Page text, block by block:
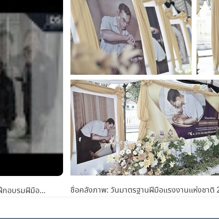
ชื่อวีดิทัศน์: การประกวดรางวัลต้นกล้านวัตกรรมการฝึกอบรมฝีมือแรงงาน ชื่อคลังภาพ: วันมาตรฐานฝีมือแรงงานแห่งชาติ